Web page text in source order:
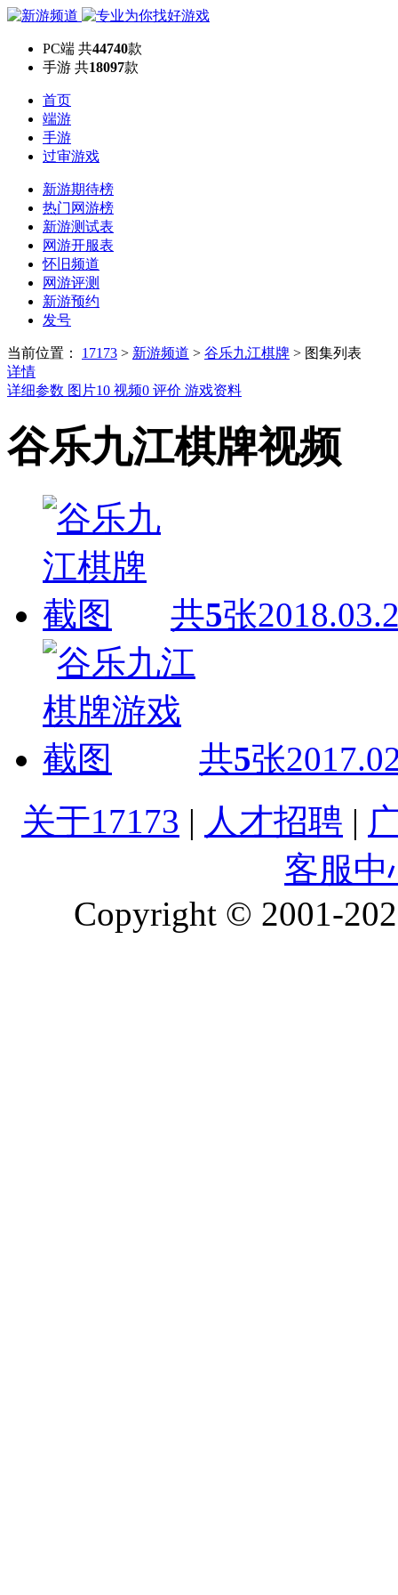
PC端 共44740款
手游 共18097款
首页
端游
手游
过审游戏
新游期待榜
热门网游榜
新游测试表
网游开服表
怀旧频道
网游评测
新游预约
发号
当前位置： 17173 > 新游频道 > 谷乐九江棋牌 > 图集列表
详情
详细参数 图片10 视频0 评价 游戏资料
谷乐九江棋牌视频
共5张
共5张
关于17173 | 人才招聘 |
客服中
Copyright © 2001-